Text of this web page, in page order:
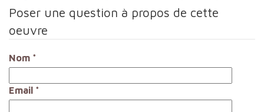
Poser une question à propos de cette
oeuvre
Nom *
Email *